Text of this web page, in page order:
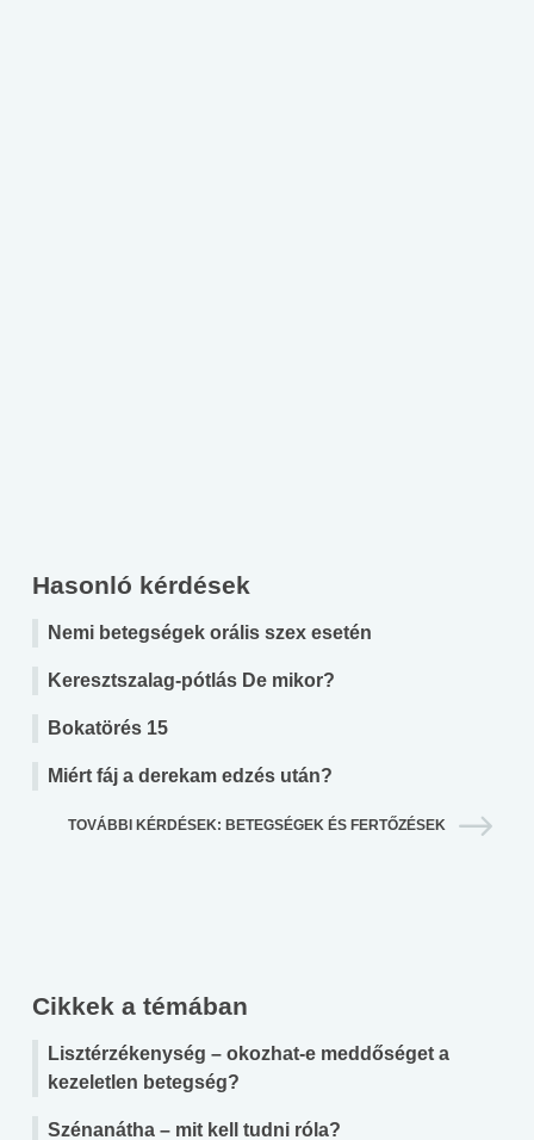
Hasonló kérdések
Nemi betegségek orális szex esetén
Keresztszalag-pótlás De mikor?
Bokatörés 15
Miért fáj a derekam edzés után?
TOVÁBBI KÉRDÉSEK: BETEGSÉGEK ÉS FERTŐZÉSEK
Cikkek a témában
Lisztérzékenység – okozhat-e meddőséget a
kezeletlen betegség?
Szénanátha – mit kell tudni róla?